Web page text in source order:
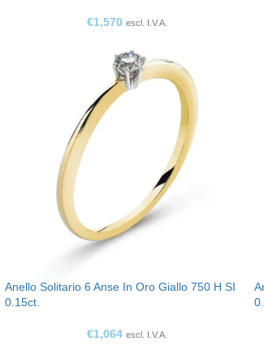
€1,570 escl. I.V.A.
Anello Solitario 6 Anse In Oro Giallo 750 H SI
0.15ct.
€1,064 escl. I.V.A.